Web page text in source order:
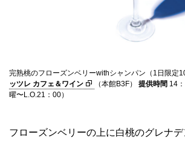
完熟桃のフローズンベリーwithシャンパン（1日限定
ッツレ カフェ＆ワイン
（本館B3F） 提供時間 14
曜〜L.O.21：00）
フローズンベリーの上に白桃のグレナデ